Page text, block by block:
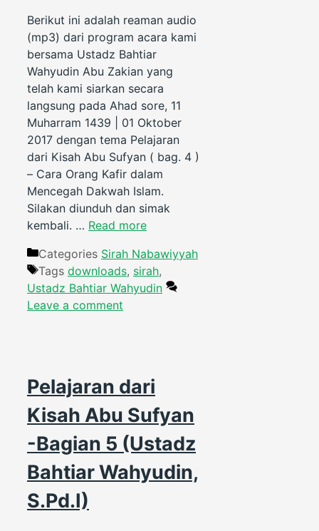
Berikut ini adalah reaman audio
(mp3) dari program acara kami
bersama Ustadz Bahtiar
Wahyudin Abu Zakian yang
telah kami siarkan secara
langsung pada Ahad sore, 11
Muharram 1439 | 01 Oktober
2017 dengan tema Pelajaran
dari Kisah Abu Sufyan ( bag. 4 )
– Cara Orang Kafir dalam
Mencegah Dakwah Islam.
Silakan diunduh dan simak
kembali. … Read more
Categories Sirah Nabawiyyah
Tags downloads, sirah,
Ustadz Bahtiar Wahyudin
Leave a comment
Pelajaran dari
Kisah Abu Sufyan
-Bagian 5 (Ustadz
Bahtiar Wahyudin,
S.Pd.I)